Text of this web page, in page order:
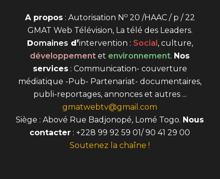
A propos: Autorisation N o20 /HAAC / p / 22
GMAT Web Télévision, La télé des Leaders.
Domaines d’intervention : Social , culture,
développement et environnement. Nos
services: Communication- couverture
médiatique -Pub- Partenariat- documentaires,
publi-reportages, annonces et autres ...
gmatwebtv@gmail.com
Siège : Abové Rue Badjonopé, Lomé Togo. Nous
contacter : +228 99 92 59 01/ 90 41 29 00
Soutenez la chaîne !